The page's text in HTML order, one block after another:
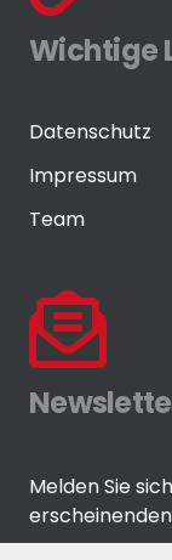
Wichtige
Datenschutz
Impressum
Team
Melden Sie